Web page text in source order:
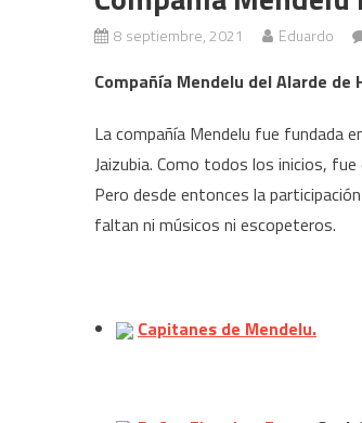
8 septiembre, 2021 Eduardo
Compañía Mendelu del Alarde de
La compañía Mendelu fue fundada
Jaizubia. Como todos los inicios,
Pero desde entonces la
faltan ni músicos ni escopeteros.
Capitanes de Mendelu.